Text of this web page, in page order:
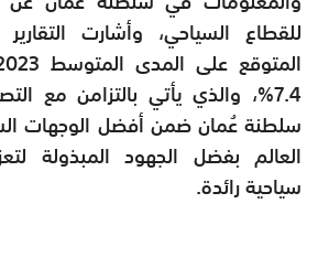
للقطاع السياحي، وأشارت
7.4%، والذي يأتي بالتزامن مع
سلطنة عُمان ضمن أفضل الوجهات
العالم بفضل الجهود المبذولة
سياحية رائدة.